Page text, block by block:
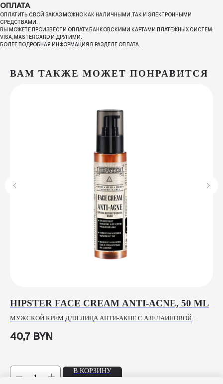
ОПЛАТА
ОПЛАТИТЬ СВОЙ ЗАКАЗ МОЖНО КАК НАЛИЧНЫМИ, ТАК И ЭЛЕКТРОННЫМИ
СРЕДСТВАМИ.
ВЫ МОЖЕТЕ ПРОИЗВЕСТИ ОПЛАТУ БАНКОВСКИМИ КАРТАМИ ПЛАТЕЖНЫХ СИСТЕМ:
VISA, MASTERCARD И ДРУГИМИ.
БОЛЕЕ ПОДРОБНАЯ ИНФОРМАЦИЯ В РАЗДЕЛЕ ОПЛАТА.
ВАМ ТАКЖЕ МОЖЕТ ПОНРАВИТСЯ
HIPSTER FACE CREAM ANTI-ACNE, 50 ML
МУЖСКОЙ КРЕМ ДЛЯ ЛИЦА АНТИ-АКНЕ С АЗЕЛАИНОВОЙ
40,7 BYN
В КОРЗИНУ